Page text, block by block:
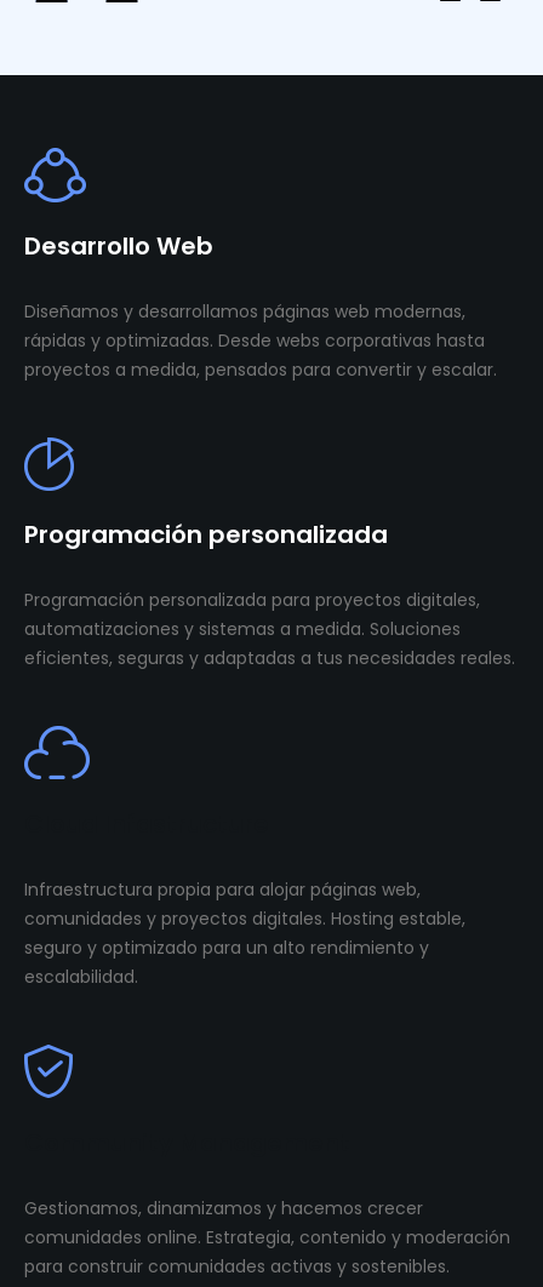
Desarrollo Web
Diseñamos y desarrollamos páginas web modernas,
rápidas y optimizadas. Desde webs corporativas hasta
proyectos a medida, pensados para convertir y escalar.
Programación personalizada
Programación personalizada para proyectos digitales,
automatizaciones y sistemas a medida. Soluciones
eficientes, seguras y adaptadas a tus necesidades reales.
Infraestructura propia para alojar páginas web,
comunidades y proyectos digitales. Hosting estable,
seguro y optimizado para un alto rendimiento y
escalabilidad.
Gestionamos, dinamizamos y hacemos crecer
comunidades online. Estrategia, contenido y moderación
para construir comunidades activas y sostenibles.